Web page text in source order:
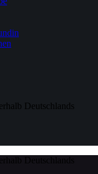
Deutschlands